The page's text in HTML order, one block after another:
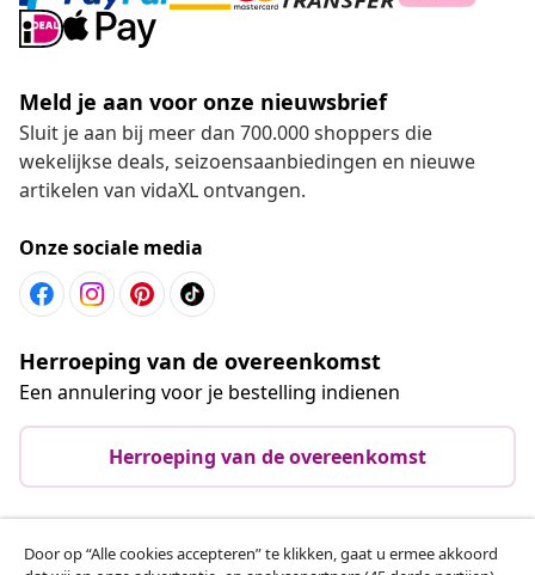
Meld je aan voor onze nieuwsbrief
Sluit je aan bij meer dan 700.000 shoppers die
wekelijkse deals, seizoensaanbiedingen en nieuwe
artikelen van vidaXL ontvangen.
Onze sociale media
Herroeping van de overeenkomst
Een annulering voor je bestelling indienen
Herroeping van de overeenkomst
Klantenservice
Door op “Alle cookies accepteren” te klikken, gaat u ermee akkoord